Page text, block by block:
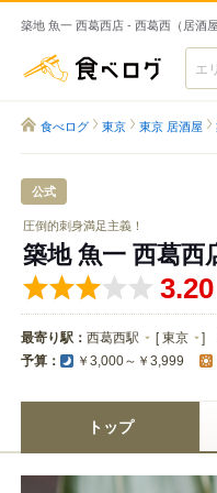
築地 魚一 西葛西店 - 西葛西（居酒屋
食べログ
食べログ 東京 東京 居酒屋
公式
圧倒的刺身満足主義！
築地 魚一 西葛西
3.20
最寄り駅： 西葛西駅 [東京 ]
予算： ￥3,000～￥3,999
トップ